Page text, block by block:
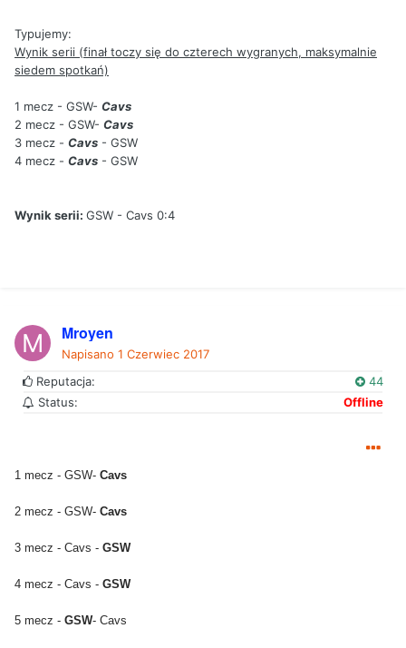
Typujemy:
Wynik serii (finał toczy się do czterech wygranych, maksymalnie
siedem spotkań)
1 mecz - GSW- Cavs
2 mecz - GSW- Cavs
3 mecz - Cavs - GSW
4 mecz - Cavs - GSW
Wynik serii: GSW - Cavs 0:4
Mroyen
Napisano 1 Czerwiec 2017
Reputacja:
44
Status:
Offline
1 mecz - GSW- Cavs
2 mecz - GSW- Cavs
3 mecz - Cavs - GSW
4 mecz - Cavs - GSW
5 mecz - GSW- Cavs